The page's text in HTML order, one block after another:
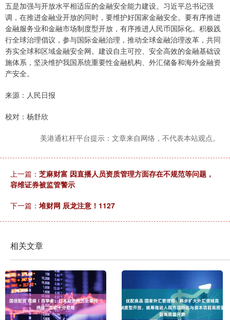
五是加强与开放水平相适应的金融安全能力建设。习近平总书记强
调，在推进金融业开放的同时，要维护好国家金融安全。要有序推进
金融服务业和金融市场制度型开放，有序推进人民币国际化。积极践
行全球治理倡议，参与国际金融治理，推动全球金融治理改革，共同
夯实全球和区域金融安全网。建设自主可控、安全高效的金融基础设
施体系，坚决维护我国系统重要性金融机构、外汇储备和海外金融资
产安全。
来源：人民日报
校对：杨舒欣
美港通杠杆平台提示：文章来自网络，不代表本站观点。
上一篇： 芝麻财富 因直播人员资质管理方面存在不规范等问题，
容维证券被监管警示
下一篇：堆财网 辰龙注意！1127
相关文章